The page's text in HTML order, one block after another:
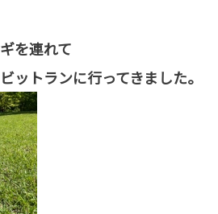
を連れて
ットランに行ってきました。